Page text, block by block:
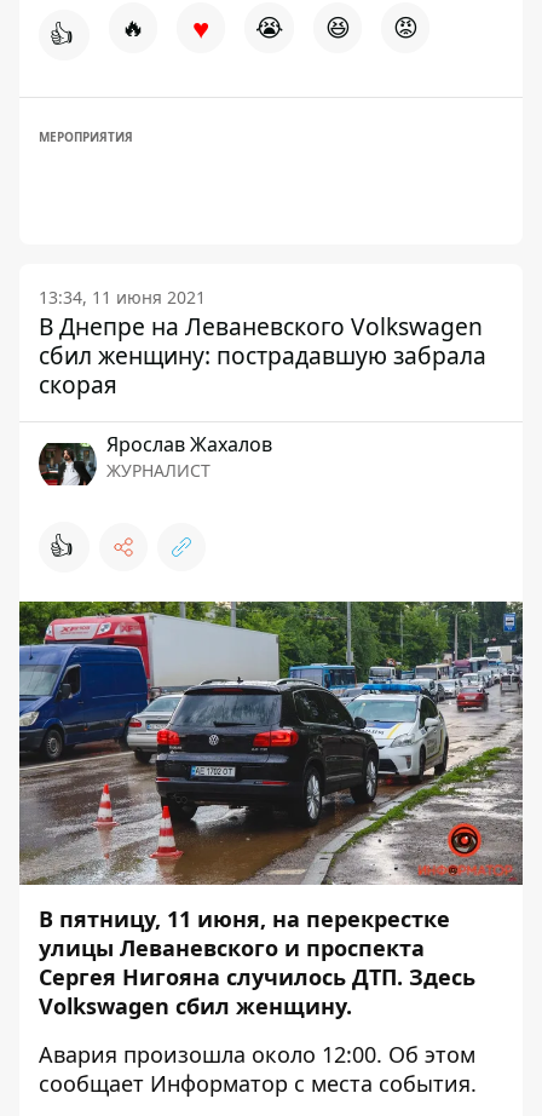
👍 🔥 ♥ 😭 😆 😡
МЕРОПРИЯТИЯ
13:34, 11 июня 2021
В Днепре на Леваневского Volkswagen
сбил женщину: пострадавшую забрала
скорая
Ярослав Жахалов
ЖУРНАЛИСТ
👍
В пятницу, 11 июня, на перекрестке
улицы Леваневского и проспекта
Сергея Нигояна случилось ДТП. Здесь
Volkswagen сбил женщину.
Авария произошла около 12:00. Об этом
сообщает Информатор с места события.